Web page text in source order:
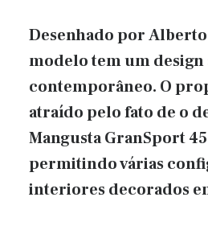
Desenhado por
modelo tem um
contemporâneo. O
atraído pelo fato de o
Mangusta GranSport
permitindo várias
interiores decorados